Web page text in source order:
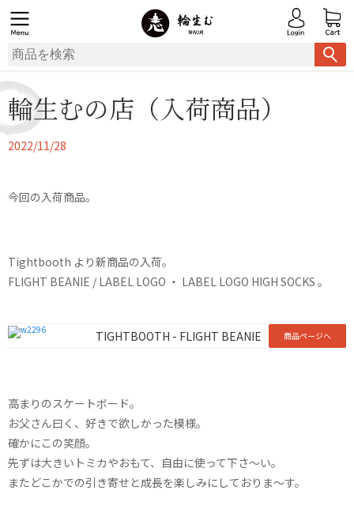
輪生むの店（入荷商品）
2022/11/28
今回の入荷商品。
Tightbooth より新商品の入荷。
FLIGHT BEANIE / LABEL LOGO ・ LABEL LOGO HIGH SOCKS 。
TIGHTBOOTH - FLIGHT BEANIE 商品ページへ
高まりのスケートボード。
お父さん曰く、好きで欲しかった模様。
確かにこの笑顔。
先ずは大きいトミカやおもて、自由に使って下さ〜い。
またどこかでの引き寄せと成長を楽しみにしておりま〜す。